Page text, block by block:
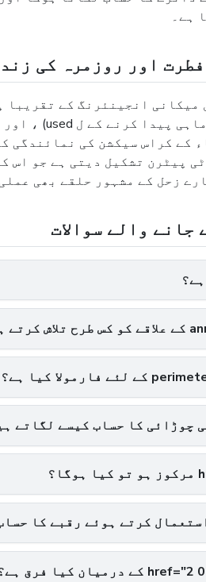
ہے۔
اور روزمرہ کی
میکانی انجینئرنگ کے
کے کراس سیکشن کی نمائندگی
پیٹرن تشکیل دیتی ہے جو اس
زحل کے مشہور حلقے بھی
جانے والے سوالات
چوڑائی کا حساب کیسے لگاتے
کرتے ہوئے رقبے کا